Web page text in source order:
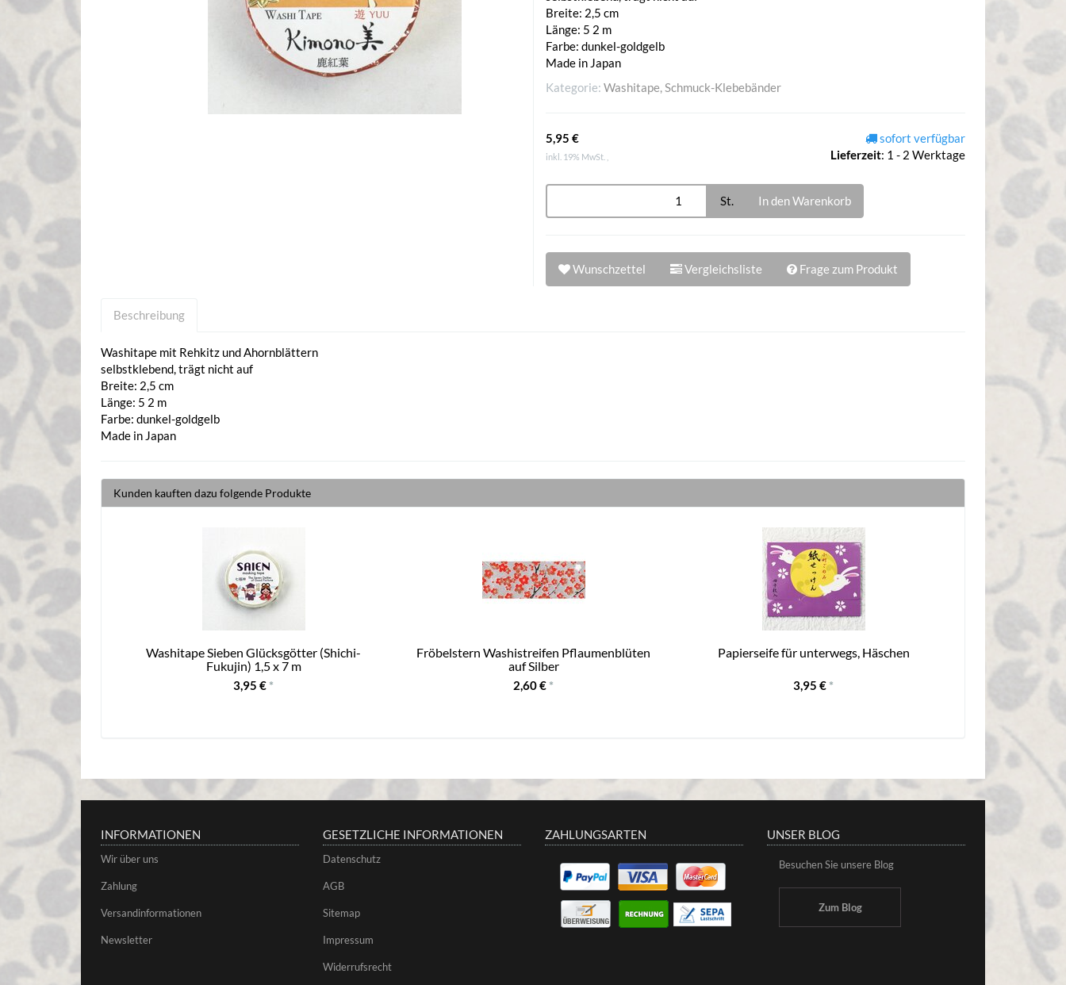
Breite: 2,5 cm
Länge: 5 2 m
Farbe: dunkel-goldgelb
Made in Japan
Kategorie: Washitape, Schmuck-Klebebänder
5,95 €
inkl. 19% MwSt. ,
sofort verfügbar
Lieferzeit: 1 - 2 Werktage
St. In den Warenkorb
Wunschzettel Vergleichsliste Frage zum Produkt
Beschreibung
Washitape mit Rehkitz und Ahornblättern
selbstklebend, trägt nicht auf
Breite: 2,5 cm
Länge: 5 2 m
Farbe: dunkel-goldgelb
Made in Japan
Kunden kauften dazu folgende Produkte
Washitape Sieben Glücksgötter (Shichi-
Fukujin) 1,5 x 7 m
3,95 € *
Fröbelstern Washistreifen Pflaumenblüten
auf Silber
2,60 € *
Papierseife für unterwegs, Häschen
3,95 € *
INFORMATIONEN
Wir über uns
Zahlung
Versandinformationen
Newsletter
GESETZLICHE INFORMATIONEN
Datenschutz
AGB
Sitemap
Impressum
Widerrufsrecht
ZAHLUNGSARTEN UNSER BLOG
Besuchen Sie unsere Blog
Zum Blog